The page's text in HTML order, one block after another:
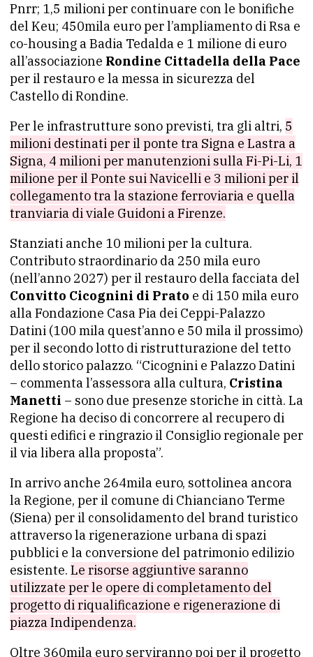
Pnrr; 1,5 milioni per continuare con le bonifiche
del Keu; 450mila euro per l’ampliamento di Rsa e
co-housing a Badia Tedalda e 1 milione di euro
all’associazione Rondine Cittadella della Pace
per il restauro e la messa in sicurezza del
Castello di Rondine.
Per le infrastrutture sono previsti, tra gli altri, 5
milioni destinati per il ponte tra Signa e Lastra a
Signa, 4 milioni per manutenzioni sulla Fi-Pi-Li, 1
milione per il Ponte sui Navicelli e 3 milioni per il
collegamento tra la stazione ferroviaria e quella
tranviaria di viale Guidoni a Firenze.
Stanziati anche 10 milioni per la cultura.
Contributo straordinario da 250 mila euro
(nell’anno 2027) per il restauro della facciata del
Convitto Cicognini di Prato e di 150 mila euro
alla Fondazione Casa Pia dei Ceppi-Palazzo
Datini (100 mila quest’anno e 50 mila il prossimo)
per il secondo lotto di ristrutturazione del tetto
dello storico palazzo. “Cicognini e Palazzo Datini
– commenta l’assessora alla cultura, Cristina
Manetti – sono due presenze storiche in città. La
Regione ha deciso di concorrere al recupero di
questi edifici e ringrazio il Consiglio regionale per
il via libera alla proposta”.
In arrivo anche 264mila euro, sottolinea ancora
la Regione, per il comune di Chianciano Terme
(Siena) per il consolidamento del brand turistico
attraverso la rigenerazione urbana di spazi
pubblici e la conversione del patrimonio edilizio
esistente. Le risorse aggiuntive saranno
utilizzate per le opere di completamento del
progetto di riqualificazione e rigenerazione di
piazza Indipendenza.
Oltre 360mila euro serviranno poi per il progetto